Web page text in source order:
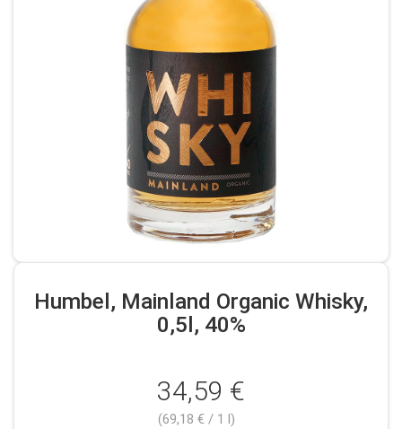
Humbel, Mainland Organic Whisky,
0,5l, 40%
34,59 €
(69,18 € / 1 l)